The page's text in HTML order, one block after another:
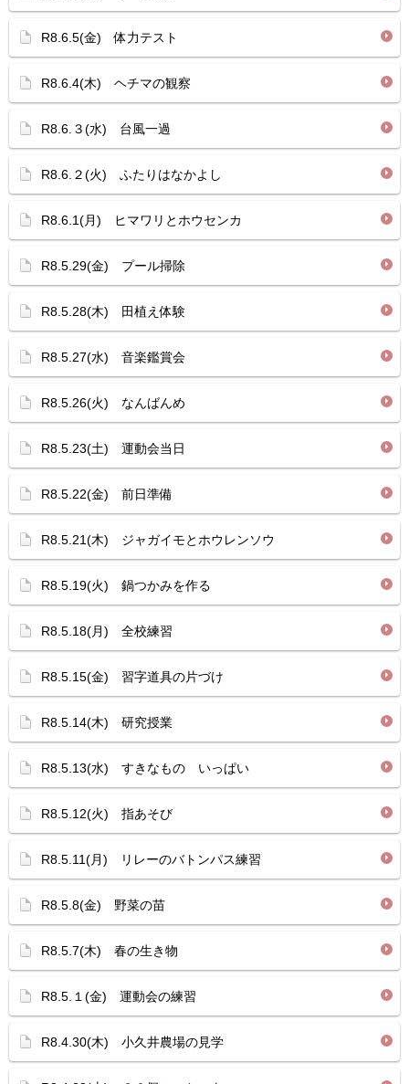
R8.6.5(金) 体力テスト
R8.6.4(木) ヘチマの観察
R8.6.３(水) 台風一過
R8.6.２(火) ふたりはなかよし
R8.6.1(月) ヒマワリとホウセンカ
R8.5.29(金) プール掃除
R8.5.28(木) 田植え体験
R8.5.27(水) 音楽鑑賞会
R8.5.26(火) なんばんめ
R8.5.23(土) 運動会当日
R8.5.22(金) 前日準備
R8.5.21(木) ジャガイモとホウレンソウ
R8.5.19(火) 鍋つかみを作る
R8.5.18(月) 全校練習
R8.5.15(金) 習字道具の片づけ
R8.5.14(木) 研究授業
R8.5.13(水) すきなもの いっぱい
R8.5.12(火) 指あそび
R8.5.11(月) リレーのバトンパス練習
R8.5.8(金) 野菜の苗
R8.5.7(木) 春の生き物
R8.5.１(金) 運動会の練習
R8.4.30(木) 小久井農場の見学